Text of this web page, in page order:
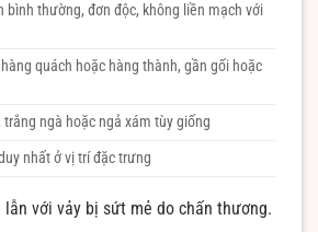
bình thường, đơn độc, không liền mạch với
quách hoặc hàng thành, gần gối hoặc
trắng ngà hoặc ngả xám tùy giống
nhất ở vị trí đặc trưng
lẫn với vảy bị sứt mẻ do chấn thương.